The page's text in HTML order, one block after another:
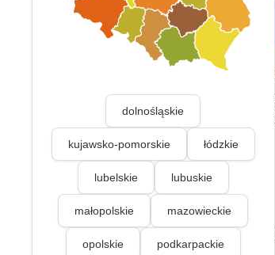
dolnośląskie
kujawsko-pomorskie łódzkie
lubelskie lubuskie
małopolskie mazowieckie
opolskie podkarpackie